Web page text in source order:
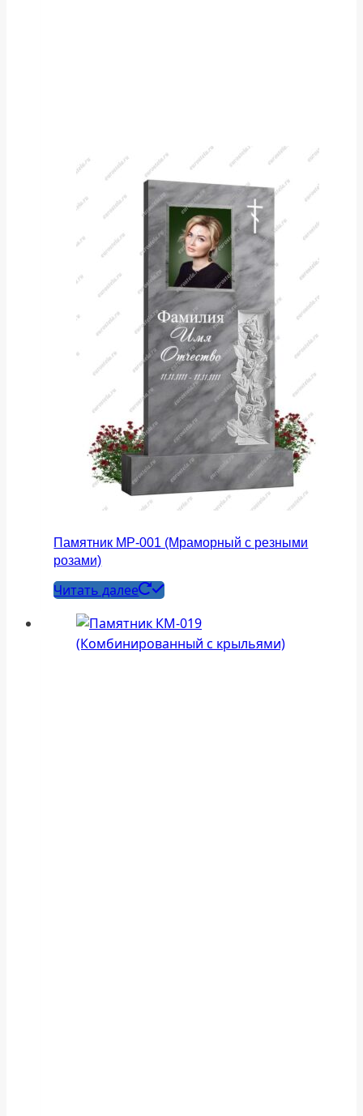
Памятник МР-001 (Мраморный с резными
розами)
Читать далее